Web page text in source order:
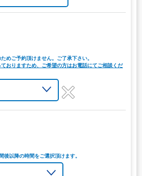
めご予約頂けません。ご了承下さい。
おりますため、ご希望の方はお電話にてご相談くだ
以降の時間をご選択頂けます。